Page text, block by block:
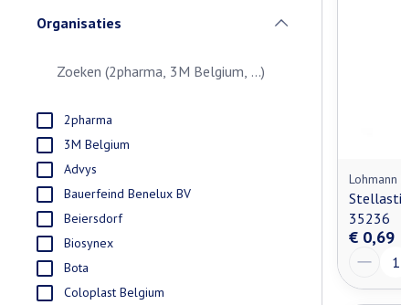
Organisaties
2pharma
3M Belgium
Advys
Bauerfeind Benelux BV
Beiersdorf
Biosynex
Bota
Coloplast Belgium
Lohmann
35236
€ 0,69